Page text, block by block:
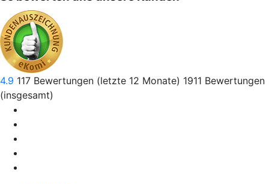
4.9 117 Bewertungen (letzte 12 Monate) 1911 Bewertungen
(insgesamt)